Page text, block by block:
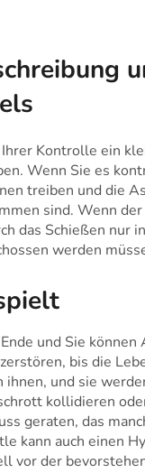
Kontrolle ein
Wenn Sie es
treiben und die
sind. Wenn
das Schießen nur
werden
und Sie
bis die
ihnen, und sie
kollidieren
geraten, das
kann auch einen
vor der